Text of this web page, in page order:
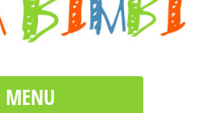
MENU